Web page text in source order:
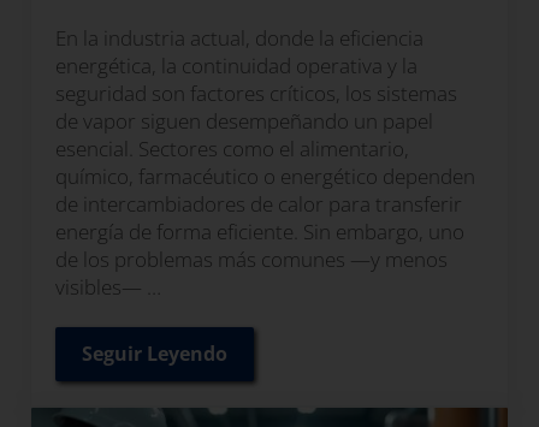
En la industria actual, donde la eficiencia
energética, la continuidad operativa y la
seguridad son factores críticos, los sistemas
de vapor siguen desempeñando un papel
esencial. Sectores como el alimentario,
químico, farmacéutico o energético dependen
de intercambiadores de calor para transferir
energía de forma eficiente. Sin embargo, uno
de los problemas más comunes —y menos
visibles— …
Seguir LeyendoOptimización de intercambiadores de